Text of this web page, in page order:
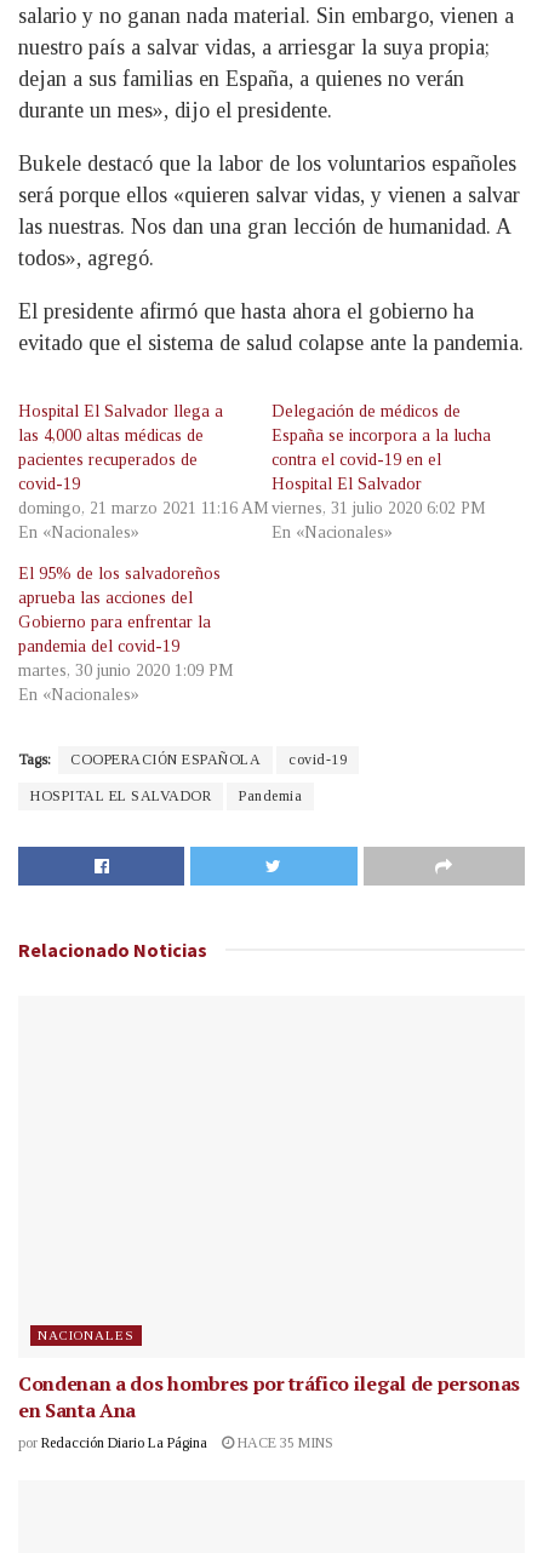
salario y no ganan nada material. Sin embargo, vienen a
nuestro país a salvar vidas, a arriesgar la suya propia;
dejan a sus familias en España, a quienes no verán
durante un mes», dijo el presidente.
Bukele destacó que la labor de los voluntarios españoles
será porque ellos «quieren salvar vidas, y vienen a salvar
las nuestras. Nos dan una gran lección de humanidad. A
todos», agregó.
El presidente afirmó que hasta ahora el gobierno ha
evitado que el sistema de salud colapse ante la pandemia.
Hospital El Salvador llega a
las 4,000 altas médicas de
pacientes recuperados de
covid-19
domingo, 21 marzo 2021 11:16 AM
En «Nacionales»
Delegación de médicos de
España se incorpora a la lucha
contra el covid-19 en el
Hospital El Salvador
viernes, 31 julio 2020 6:02 PM
En «Nacionales»
El 95% de los salvadoreños
aprueba las acciones del
Gobierno para enfrentar la
pandemia del covid-19
martes, 30 junio 2020 1:09 PM
En «Nacionales»
Tags: COOPERACIÓN ESPAÑOLA covid-19
HOSPITAL EL SALVADOR Pandemia
Relacionado Noticias
NACIONALES
Condenan a dos hombres por tráfico ilegal de personas
en Santa Ana
por Redacción Diario La Página HACE 35 MINS